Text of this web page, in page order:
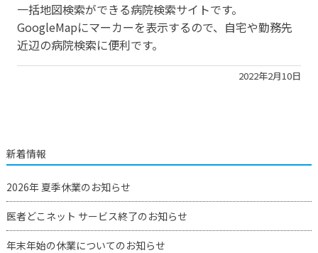
一括地図検索ができる病院検索サイトです。
GoogleMapにマーカーを表示するので、自宅や勤務先
近辺の病院検索に便利です。
2022年2月10日
新着情報
2026年 夏季休業のお知らせ
医者どこネット サービス終了のお知らせ
年末年始の休業についてのお知らせ